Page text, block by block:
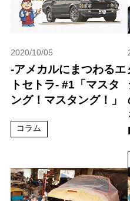
2020/10/05
-アメカルにまつわるエ
トセトラ- #1「マスタ
ング！マスタング！」
コラム